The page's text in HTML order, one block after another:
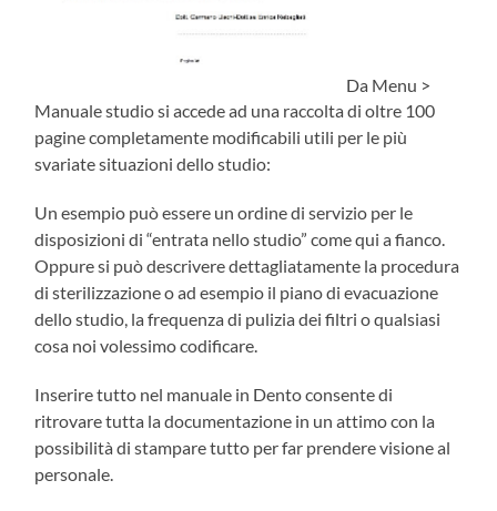
Da Menu >
Manuale studio si accede ad una raccolta di oltre 100
pagine completamente modificabili utili per le più
svariate situazioni dello studio:
Un esempio può essere un ordine di servizio per le
disposizioni di “entrata nello studio” come qui a fianco.
Oppure si può descrivere dettagliatamente la procedura
di sterilizzazione o ad esempio il piano di evacuazione
dello studio, la frequenza di pulizia dei filtri o qualsiasi
cosa noi volessimo codificare.
Inserire tutto nel manuale in Dento consente di
ritrovare tutta la documentazione in un attimo con la
possibilità di stampare tutto per far prendere visione al
personale.